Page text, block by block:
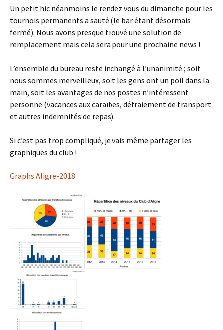
Un petit hic néanmoins le rendez vous du dimanche pour les
tournois permanents a sauté (le bar étant désormais
fermé). Nous avons presque trouvé une solution de
remplacement mais cela sera pour une prochaine news !
L’ensemble du bureau reste inchangé à l’unanimité ; soit
nous sommes merveilleux, soit les gens ont un poil dans la
main, soit les avantages de nos postes n’intéressent
personne (vacances aux caraïbes, défraiement de transport
et autres indemnités de repas).
Si c’est pas trop compliqué, je vais même partager les
graphiques du club !
Graphs Aligre-2018